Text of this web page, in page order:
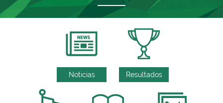
Noticias Resultados